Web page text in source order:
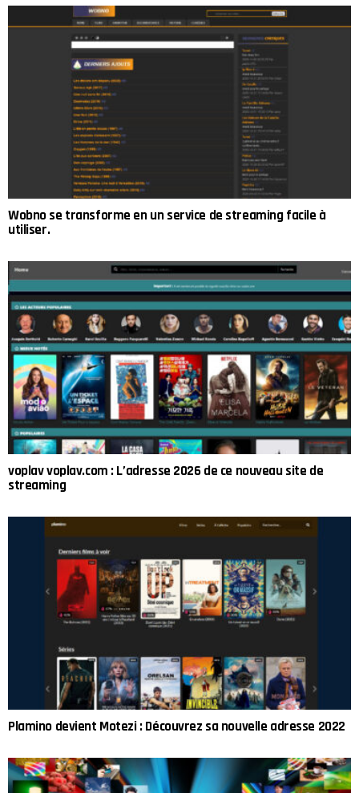
Wobno se transforme en un service de streaming facile à
utiliser.
voplav voplav.com : L’adresse 2026 de ce nouveau site de
streaming
Plamino devient Motezi : Découvrez sa nouvelle adresse 2022